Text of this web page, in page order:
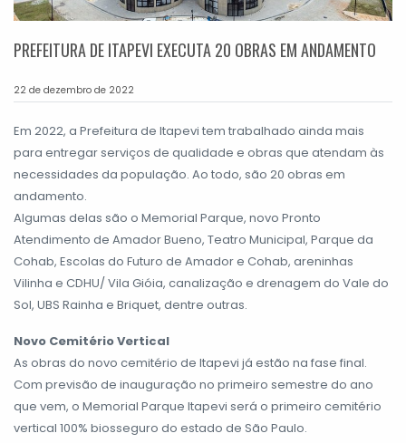
PREFEITURA DE ITAPEVI EXECUTA 20 OBRAS EM ANDAMENTO
22 de dezembro de 2022
Em 2022, a Prefeitura de Itapevi tem trabalhado ainda mais
para entregar serviços de qualidade e obras que atendam às
necessidades da população. Ao todo, são 20 obras em
andamento.
Algumas delas são o Memorial Parque, novo Pronto
Atendimento de Amador Bueno, Teatro Municipal, Parque da
Cohab, Escolas do Futuro de Amador e Cohab, areninhas
Vilinha e CDHU/ Vila Gióia, canalização e drenagem do Vale do
Sol, UBS Rainha e Briquet, dentre outras.
Novo Cemitério Vertical
As obras do novo cemitério de Itapevi já estão na fase final.
Com previsão de inauguração no primeiro semestre do ano
que vem, o Memorial Parque Itapevi será o primeiro cemitério
vertical 100% biosseguro do estado de São Paulo.